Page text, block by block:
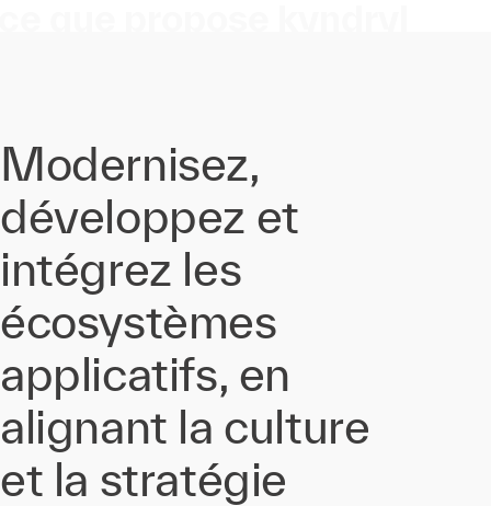
Modernisez,
développez et
intégrez les
écosystèmes
applicatifs, en
alignant la culture
et la stratégie